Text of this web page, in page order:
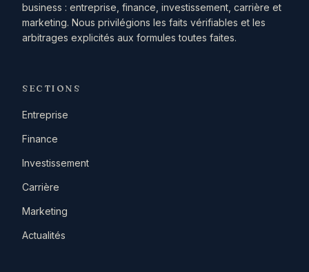
business : entreprise, finance, investissement, carrière et
marketing. Nous privilégions les faits vérifiables et les
arbitrages explicités aux formules toutes faites.
SECTIONS
Entreprise
Finance
Investissement
Carrière
Marketing
Actualités